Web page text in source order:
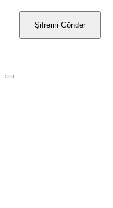
Şifremi Gönder